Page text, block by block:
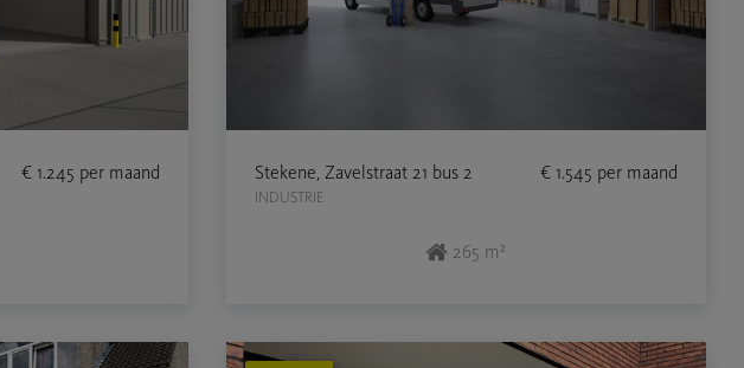
€ 1.245 per maand Stekene, Zavelstraat 21 bus 2
INDUSTRIE
€ 1.545 per maand
265 m²